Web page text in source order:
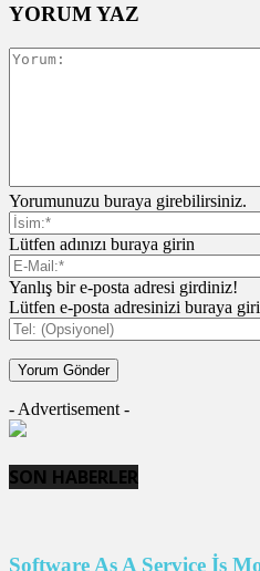
YORUM YAZ
Yorumunuzu buraya girebilirsiniz.
Lütfen adınızı buraya girin
Yanlış bir e-posta adresi girdiniz!
Lütfen e-posta adresinizi buraya
- Advertisement -
SON HABERLER
Software As A Service İş